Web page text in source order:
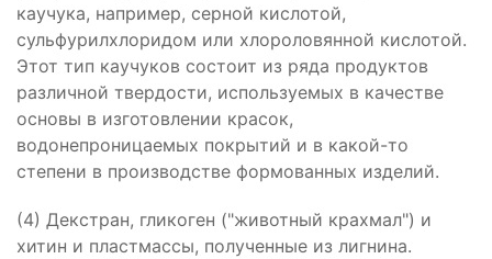
каучука, например, серной кислотой,
сульфурилхлоридом или хлороловянной кислотой.
Этот тип каучуков состоит из ряда продуктов
различной твердости, используемых в качестве
основы в изготовлении красок,
водонепроницаемых покрытий и в какой-то
степени в производстве формованных изделий.
(4) Декстран, гликоген ("животный крахмал") и
хитин и пластмассы, полученные из лигнина.